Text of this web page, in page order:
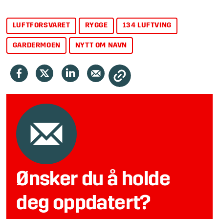
LUFTFORSVARET RYGGE 134 LUFTVING
GARDERMOEN NYTT OM NAVN
Ønsker du å holde
deg oppdatert?